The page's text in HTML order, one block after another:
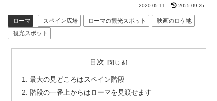
2020.05.11 2025.09.25
ローマ スペイン広場 ローマの観光スポット
映画のロケ地
観光スポット
目次
最大の見どころはスペイン階段
階段の一番上からはローマを見渡せます